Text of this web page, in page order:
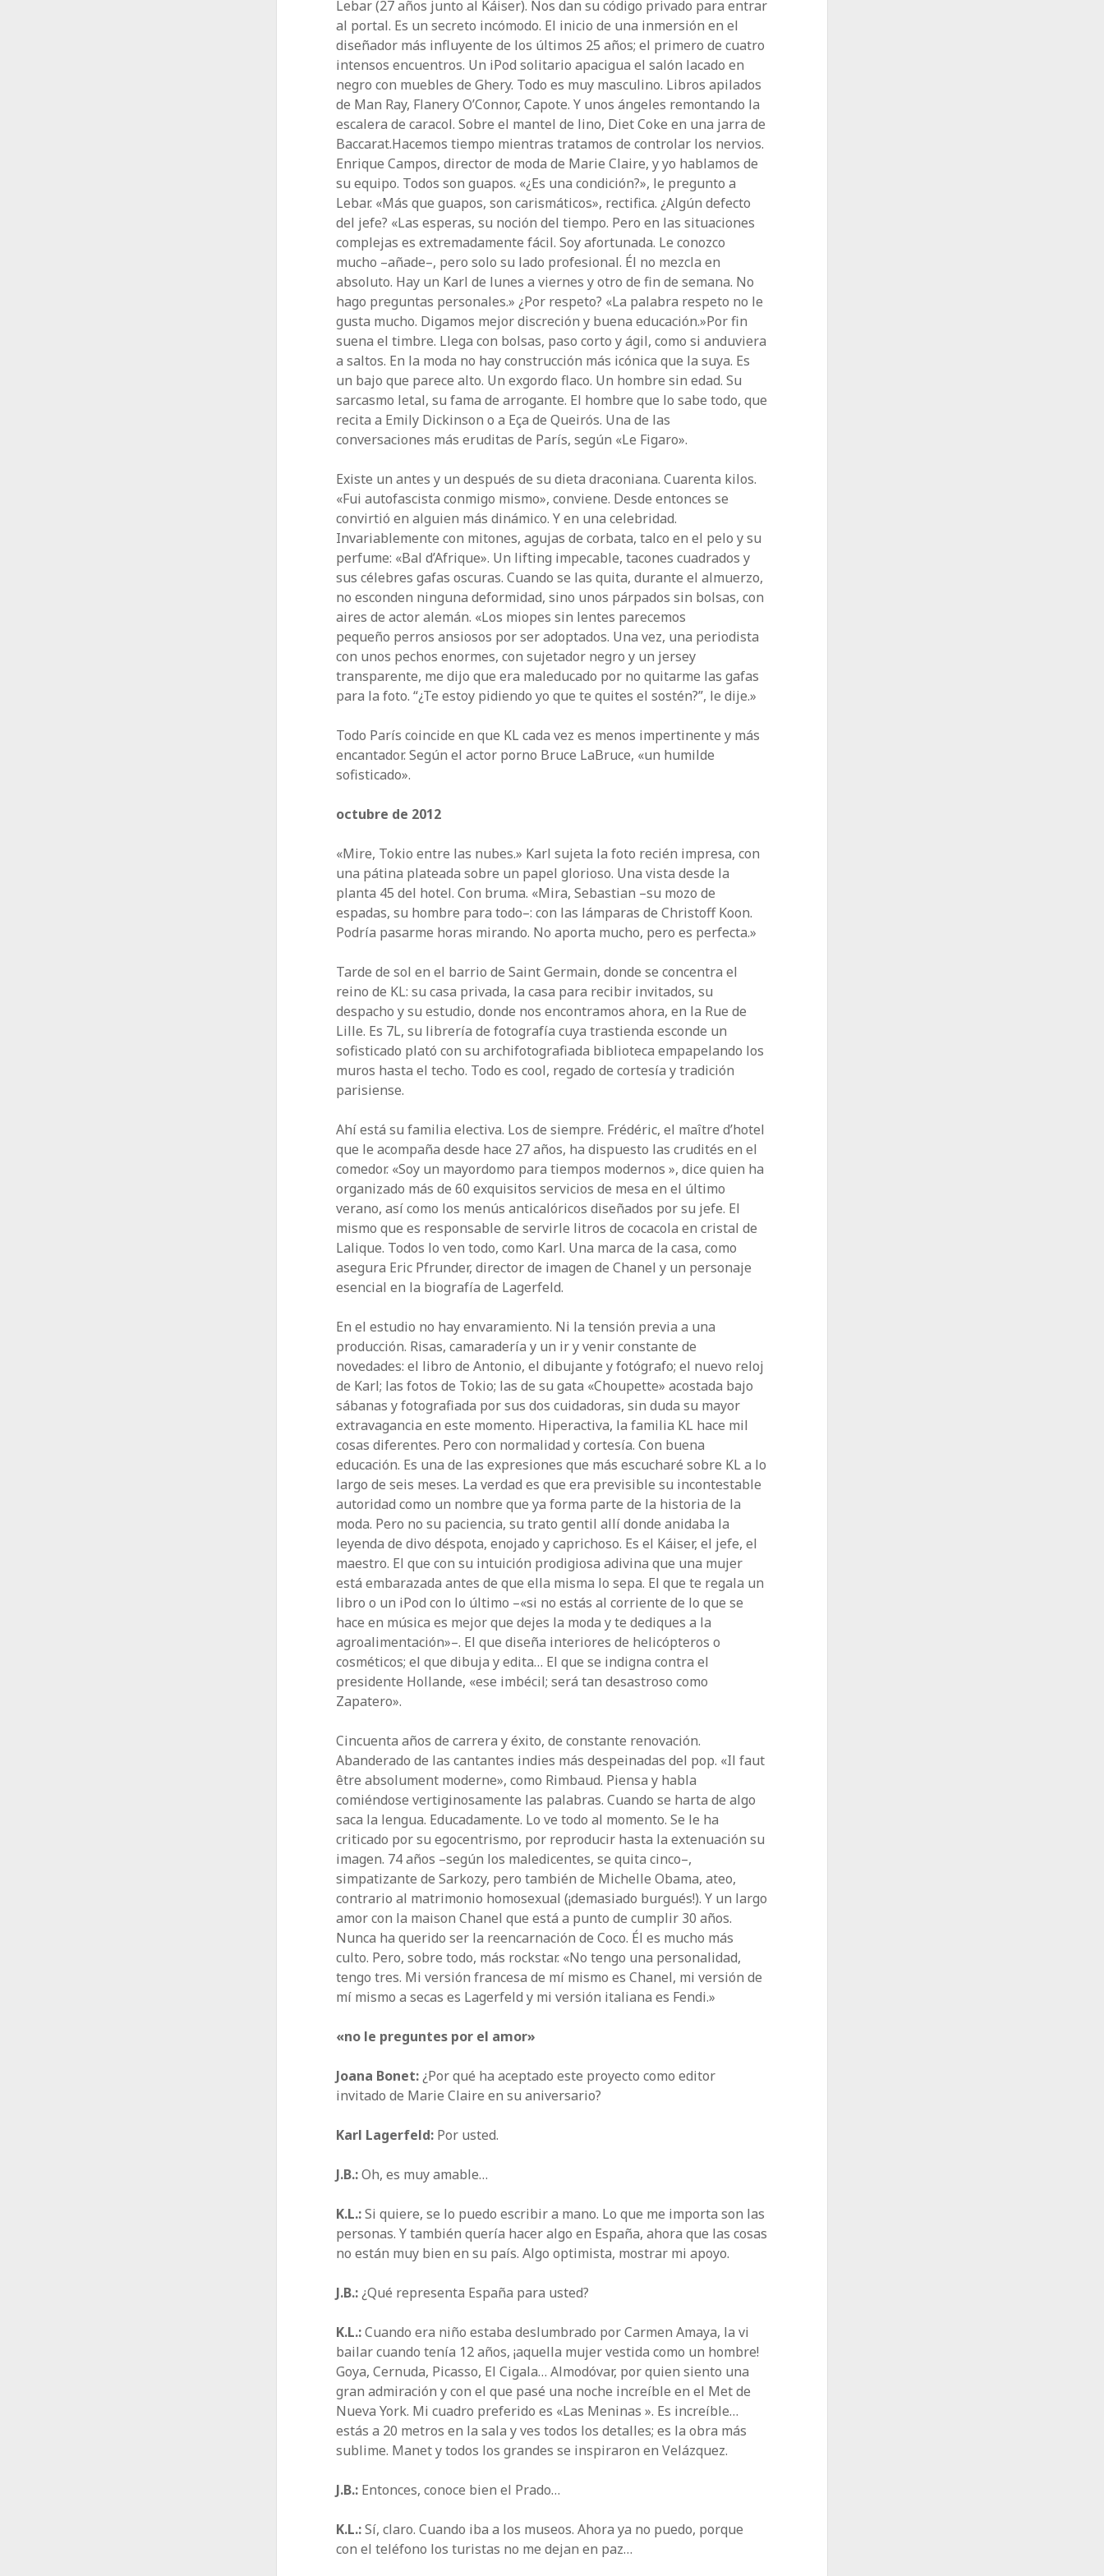
Lebar (27 años junto al Káiser). Nos dan su código privado para entrar
al portal. Es un secreto incómodo. El inicio de una inmersión en el
diseñador más influyente de los últimos 25 años; el primero de cuatro
intensos encuentros. Un iPod solitario apacigua el salón lacado en
negro con muebles de Ghery. Todo es muy masculino. Libros apilados
de Man Ray, Flanery O’Connor, Capote. Y unos ángeles remontando la
escalera de caracol. Sobre el mantel de lino, Diet Coke en una jarra de
Baccarat.Hacemos tiempo mientras tratamos de controlar los nervios.
Enrique Campos, director de moda de Marie Claire, y yo hablamos de
su equipo. Todos son guapos. «¿Es una condición?», le pregunto a
Lebar. «Más que guapos, son carismáticos», rectifica. ¿Algún defecto
del jefe? «Las esperas, su noción del tiempo. Pero en las situaciones
complejas es extremadamente fácil. Soy afortunada. Le conozco
mucho –añade–, pero solo su lado profesional. Él no mezcla en
absoluto. Hay un Karl de lunes a viernes y otro de fin de semana. No
hago preguntas personales.» ¿Por respeto? «La palabra respeto no le
gusta mucho. Digamos mejor discreción y buena educación.»Por fin
suena el timbre. Llega con bolsas, paso corto y ágil, como si anduviera
a saltos. En la moda no hay construcción más icónica que la suya. Es
un bajo que parece alto. Un exgordo flaco. Un hombre sin edad. Su
sarcasmo letal, su fama de arrogante. El hombre que lo sabe todo, que
recita a Emily Dickinson o a Eça de Queirós. Una de las
conversaciones más eruditas de París, según «Le Figaro».
Existe un antes y un después de su dieta draconiana. Cuarenta kilos.
«Fui autofascista conmigo mismo», conviene. Desde entonces se
convirtió en alguien más dinámico. Y en una celebridad.
Invariablemente con mitones, agujas de corbata, talco en el pelo y su
perfume: «Bal d’Afrique». Un lifting impecable, tacones cuadrados y
sus célebres gafas oscuras. Cuando se las quita, durante el almuerzo,
no esconden ninguna deformidad, sino unos párpados sin bolsas, con
aires de actor alemán. «Los miopes sin lentes parecemos
pequeño perros ansiosos por ser adoptados. Una vez, una periodista
con unos pechos enormes, con sujetador negro y un jersey
transparente, me dijo que era maleducado por no quitarme las gafas
para la foto. “¿Te estoy pidiendo yo que te quites el sostén?”, le dije.»
Todo París coincide en que KL cada vez es menos impertinente y más
encantador. Según el actor porno Bruce LaBruce, «un humilde
sofisticado».
octubre de 2012
«Mire, Tokio entre las nubes.» Karl sujeta la foto recién impresa, con
una pátina plateada sobre un papel glorioso. Una vista desde la
planta 45 del hotel. Con bruma. «Mira, Sebastian –su mozo de
espadas, su hombre para todo–: con las lámparas de Christoff Koon.
Podría pasarme horas mirando. No aporta mucho, pero es perfecta.»
Tarde de sol en el barrio de Saint Germain, donde se concentra el
reino de KL: su casa privada, la casa para recibir invitados, su
despacho y su estudio, donde nos encontramos ahora, en la Rue de
Lille. Es 7L, su librería de fotografía cuya trastienda esconde un
sofisticado plató con su archifotografiada biblioteca empapelando los
muros hasta el techo. Todo es cool, regado de cortesía y tradición
parisiense.
Ahí está su familia electiva. Los de siempre. Frédéric, el maître d’hotel
que le acompaña desde hace 27 años, ha dispuesto las crudités en el
comedor. «Soy un mayordomo para tiempos modernos », dice quien ha
organizado más de 60 exquisitos servicios de mesa en el último
verano, así como los menús anticalóricos diseñados por su jefe. El
mismo que es responsable de servirle litros de cocacola en cristal de
Lalique. Todos lo ven todo, como Karl. Una marca de la casa, como
asegura Eric Pfrunder, director de imagen de Chanel y un personaje
esencial en la biografía de Lagerfeld.
En el estudio no hay envaramiento. Ni la tensión previa a una
producción. Risas, camaradería y un ir y venir constante de
novedades: el libro de Antonio, el dibujante y fotógrafo; el nuevo reloj
de Karl; las fotos de Tokio; las de su gata «Choupette» acostada bajo
sábanas y fotografiada por sus dos cuidadoras, sin duda su mayor
extravagancia en este momento. Hiperactiva, la familia KL hace mil
cosas diferentes. Pero con normalidad y cortesía. Con buena
educación. Es una de las expresiones que más escucharé sobre KL a lo
largo de seis meses. La verdad es que era previsible su incontestable
autoridad como un nombre que ya forma parte de la historia de la
moda. Pero no su paciencia, su trato gentil allí donde anidaba la
leyenda de divo déspota, enojado y caprichoso. Es el Káiser, el jefe, el
maestro. El que con su intuición prodigiosa adivina que una mujer
está embarazada antes de que ella misma lo sepa. El que te regala un
libro o un iPod con lo último –«si no estás al corriente de lo que se
hace en música es mejor que dejes la moda y te dediques a la
agroalimentación»–. El que diseña interiores de helicópteros o
cosméticos; el que dibuja y edita… El que se indigna contra el
presidente Hollande, «ese imbécil; será tan desastroso como
Zapatero».
Cincuenta años de carrera y éxito, de constante renovación.
Abanderado de las cantantes indies más despeinadas del pop. «Il faut
être absolument moderne», como Rimbaud. Piensa y habla
comiéndose vertiginosamente las palabras. Cuando se harta de algo
saca la lengua. Educadamente. Lo ve todo al momento. Se le ha
criticado por su egocentrismo, por reproducir hasta la extenuación su
imagen. 74 años –según los maledicentes, se quita cinco–,
simpatizante de Sarkozy, pero también de Michelle Obama, ateo,
contrario al matrimonio homosexual (¡demasiado burgués!). Y un largo
amor con la maison Chanel que está a punto de cumplir 30 años.
Nunca ha querido ser la reencarnación de Coco. Él es mucho más
culto. Pero, sobre todo, más rockstar. «No tengo una personalidad,
tengo tres. Mi versión francesa de mí mismo es Chanel, mi versión de
mí mismo a secas es Lagerfeld y mi versión italiana es Fendi.»
«no le preguntes por el amor»
Joana Bonet:¿Por qué ha aceptado este proyecto como editor
invitado de Marie Claire en su aniversario?
Karl Lagerfeld: Por usted.
J.B.:Oh, es muy amable…
K.L.:Si quiere, se lo puedo escribir a mano. Lo que me importa son las
personas. Y también quería hacer algo en España, ahora que las cosas
no están muy bien en su país. Algo optimista, mostrar mi apoyo.
J.B.:¿Qué representa España para usted?
K.L.:Cuando era niño estaba deslumbrado por Carmen Amaya, la vi
bailar cuando tenía 12 años, ¡aquella mujer vestida como un hombre!
Goya, Cernuda, Picasso, El Cigala… Almodóvar, por quien siento una
gran admiración y con el que pasé una noche increíble en el Met de
Nueva York. Mi cuadro preferido es «Las Meninas ». Es increíble…
estás a 20 metros en la sala y ves todos los detalles; es la obra más
sublime. Manet y todos los grandes se inspiraron en Velázquez.
J.B.: Entonces, conoce bien el Prado…
K.L.:Sí, claro. Cuando iba a los museos. Ahora ya no puedo, porque
con el teléfono los turistas no me dejan en paz…